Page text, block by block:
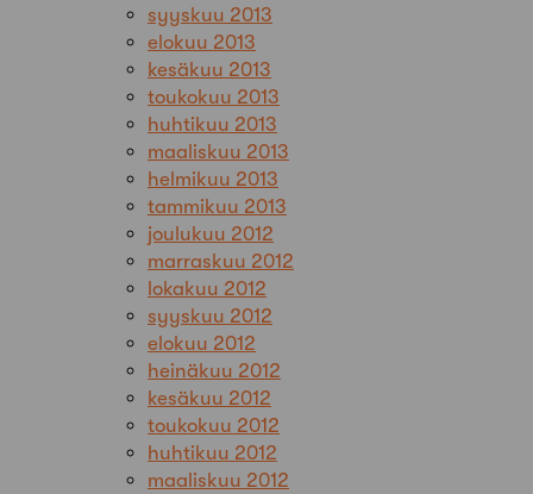
syyskuu 2013
elokuu 2013
kesäkuu 2013
toukokuu 2013
huhtikuu 2013
maaliskuu 2013
helmikuu 2013
tammikuu 2013
joulukuu 2012
marraskuu 2012
lokakuu 2012
syyskuu 2012
elokuu 2012
heinäkuu 2012
kesäkuu 2012
toukokuu 2012
huhtikuu 2012
maaliskuu 2012